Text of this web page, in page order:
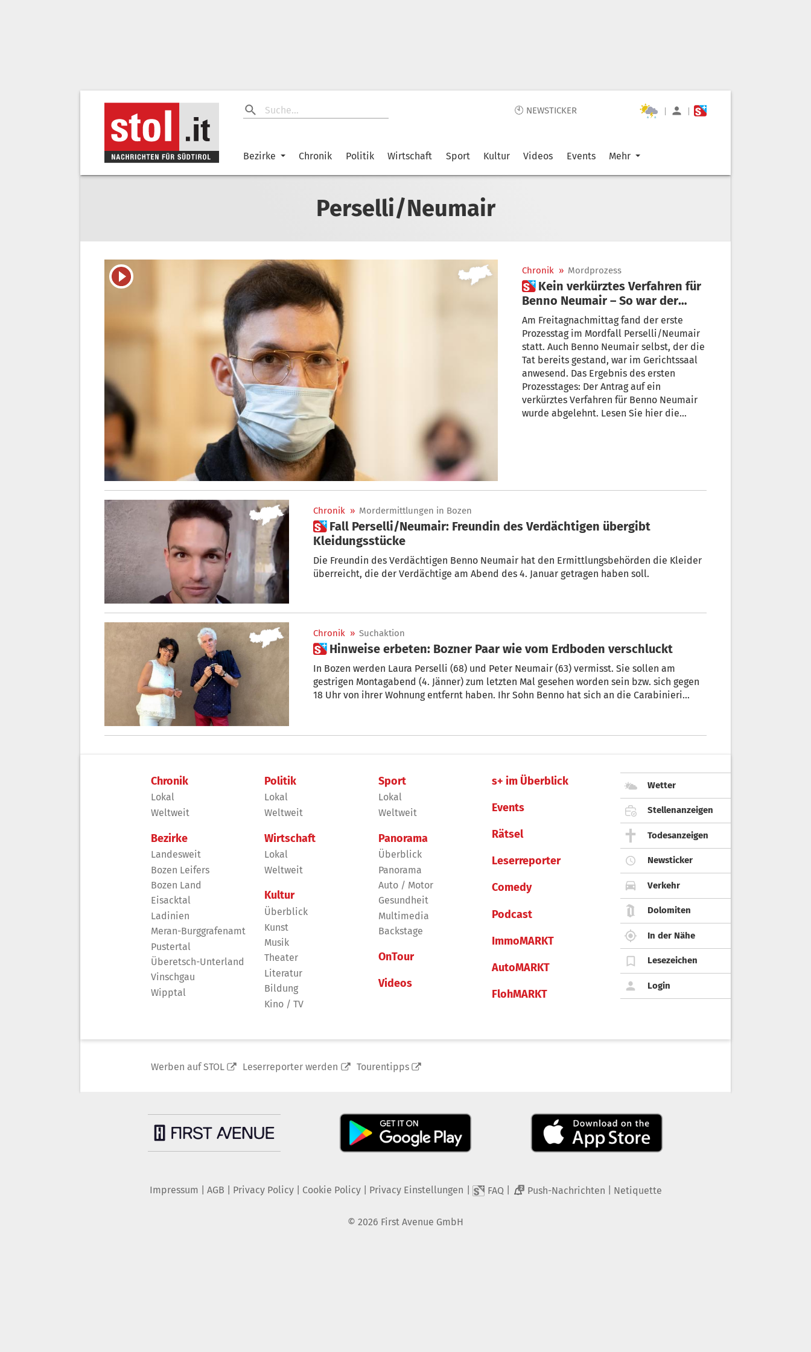
🕙 NEWSTICKER | |
Bezirke Chronik Politik Wirtschaft Sport Kultur Videos Events Mehr
Perselli/Neumair
Chronik » Mordprozess
 Kein verkürztes Verfahren für
Benno Neumair – So war der
erste Prozesstag
Am Freitagnachmittag fand der erste
Prozesstag im Mordfall Perselli/Neumair
statt. Auch Benno Neumair selbst, der die
Tat bereits gestand, war im Gerichtssaal
anwesend. Das Ergebnis des ersten
Prozesstages: Der Antrag auf ein
verkürztes Verfahren für Benno Neumair
wurde abgelehnt. Lesen Sie hier die
Chronik » Mordermittlungen in Bozen
 Fall Perselli/Neumair: Freundin des Verdächtigen übergibt
Kleidungsstücke
Die Freundin des Verdächtigen Benno Neumair hat den Ermittlungsbehörden die Kleider
überreicht, die der Verdächtige am Abend des 4. Januar getragen haben soll.
Chronik » Suchaktion
 Hinweise erbeten: Bozner Paar wie vom Erdboden verschluckt
In Bozen werden Laura Perselli (68) und Peter Neumair (63) vermisst. Sie sollen am
gestrigen Montagabend (4. Jänner) zum letzten Mal gesehen worden sein bzw. sich gegen
18 Uhr von ihrer Wohnung entfernt haben. Ihr Sohn Benno hat sich an die Carabinieri
Chronik
Lokal
Weltweit
Bezirke
Landesweit
Bozen Leifers
Bozen Land
Eisacktal
Ladinien
Meran-Burggrafenamt
Pustertal
Überetsch-Unterland
Vinschgau
Wipptal
Politik
Lokal
Weltweit
Wirtschaft
Lokal
Weltweit
Kultur
Überblick
Kunst
Musik
Theater
Literatur
Bildung
Kino / TV
Sport
Lokal
Weltweit
Panorama
Überblick
Panorama
Auto / Motor
Gesundheit
Multimedia
Backstage
OnTour
Videos
s+ im Überblick
Events
Rätsel
Leserreporter
Comedy
Podcast
ImmoMARKT
AutoMARKT
FlohMARKT
Wetter
Stellenanzeigen
Todesanzeigen
Newsticker
Verkehr
Dolomiten
In der Nähe
Lesezeichen
Login
Werben auf STOL Leserreporter werden Tourentipps
Impressum AGB Privacy Policy| Cookie Policy| Privacy Einstellungen FAQ 2 Push-Nachrichten Netiquette
© 2026 First Avenue GmbH